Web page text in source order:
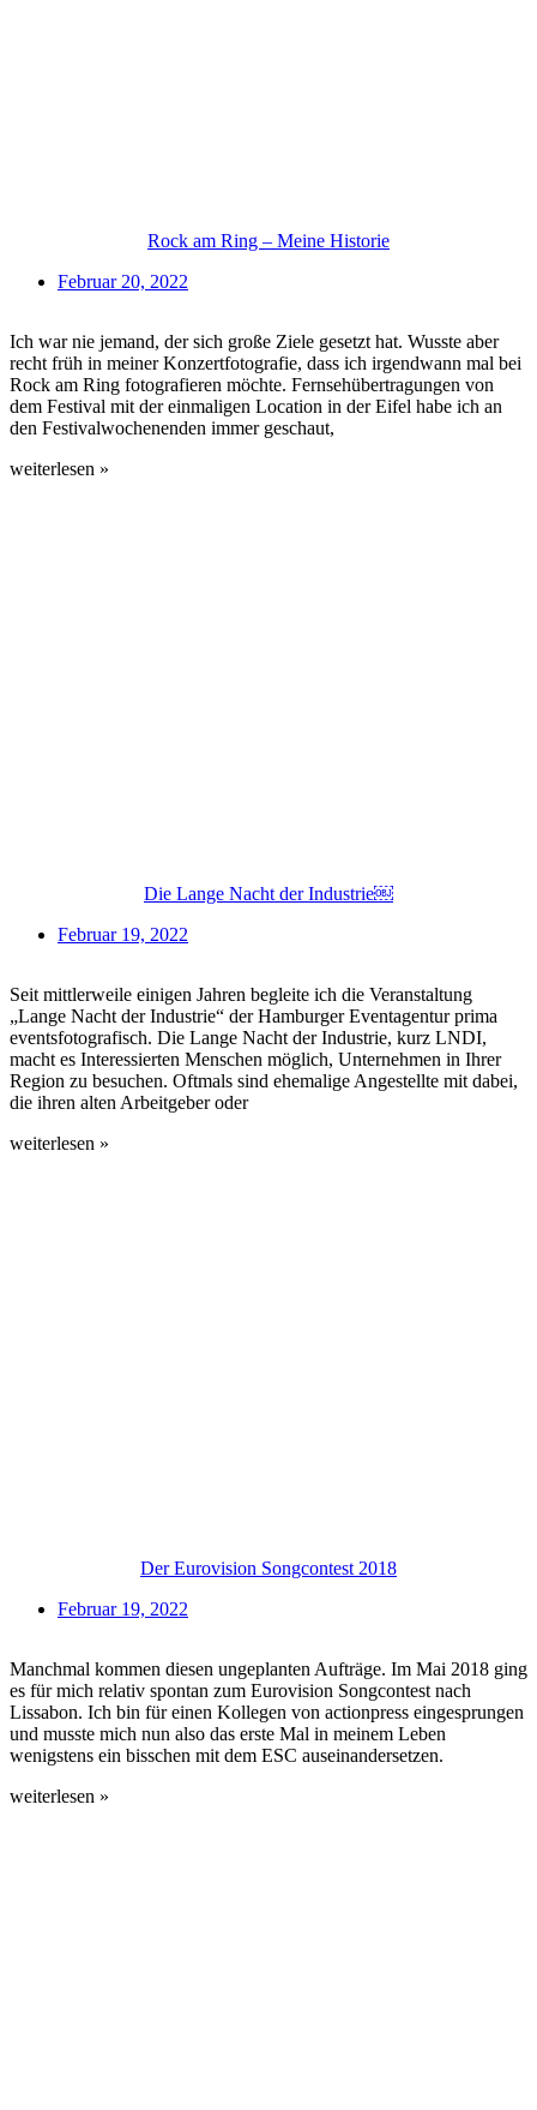
Rock am Ring – Meine Historie
Februar 20, 2022
Ich war nie jemand, der sich große Ziele gesetzt hat. Wusste aber
recht früh in meiner Konzertfotografie, dass ich irgendwann mal bei
Rock am Ring fotografieren möchte. Fernsehübertragungen von
dem Festival mit der einmaligen Location in der Eifel habe ich an
den Festivalwochenenden immer geschaut,
weiterlesen »
Die Lange Nacht der Industrie￼
Februar 19, 2022
Seit mittlerweile einigen Jahren begleite ich die Veranstaltung
„Lange Nacht der Industrie“ der Hamburger Eventagentur prima
eventsfotografisch. Die Lange Nacht der Industrie, kurz LNDI,
macht es Interessierten Menschen möglich, Unternehmen in Ihrer
Region zu besuchen. Oftmals sind ehemalige Angestellte mit dabei,
die ihren alten Arbeitgeber oder
weiterlesen »
Der Eurovision Songcontest 2018
Februar 19, 2022
Manchmal kommen diesen ungeplanten Aufträge. Im Mai 2018 ging
es für mich relativ spontan zum Eurovision Songcontest nach
Lissabon. Ich bin für einen Kollegen von actionpress eingesprungen
und musste mich nun also das erste Mal in meinem Leben
wenigstens ein bisschen mit dem ESC auseinandersetzen.
weiterlesen »